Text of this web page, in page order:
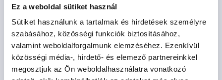
Ez a weboldal sütiket használ
Sütiket használunk a tartalmak és hirdetések személyre
szabásához, közösségi funkciók biztosításához,
valamint weboldalforgalmunk elemzéséhez. Ezenkívül
közösségi média-, hirdető- és elemező partnereinkkel
megosztjuk az Ön weboldalhasználatra vonatkozó